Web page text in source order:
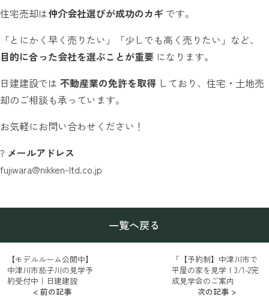
住宅売却は仲介会社選びが成功のカギ です。
「とにかく早く売りたい」「少しでも高く売りたい」など、
目的に合った会社を選ぶことが重要 になります。
日建建設では 不動産業の免許を取得 しており、住宅・土地売
却のご相談も承っています。
お気軽にお問い合わせください！
? メールアドレス
fujiwara@nikken-ltd.co.jp
< 前の記事
【モデルルーム公開中】
中津川市茄子川の見学予
約受付中｜日建建設
一覧へ戻る
「【予約制】中津川市で
平屋の家を見学！3/1-2完
成見学会のご案内
次の記事 >